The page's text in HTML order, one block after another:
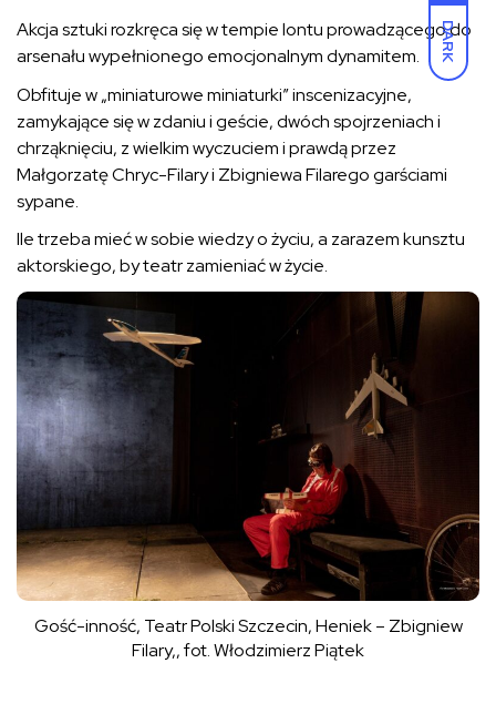
DARK
Akcja sztuki rozkręca się w tempie lontu prowadzącego do
arsenału wypełnionego emocjonalnym dynamitem.
Obfituje w „miniaturowe miniaturki” inscenizacyjne,
zamykające się w zdaniu i geście, dwóch spojrzeniach i
chrząknięciu, z wielkim wyczuciem i prawdą przez
Małgorzatę Chryc-Filary i Zbigniewa Filarego garściami
sypane.
Ile trzeba mieć w sobie wiedzy o życiu, a zarazem kunsztu
aktorskiego, by teatr zamieniać w życie.
Gość-inność, Teatr Polski Szczecin, Heniek – Zbigniew
Filary,, fot. Włodzimierz Piątek